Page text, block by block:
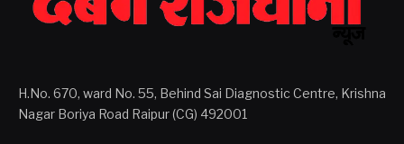
H.No. 670, ward No. 55, Behind Sai Diagnostic Centre, Krishna
Nagar Boriya Road Raipur (CG) 492001